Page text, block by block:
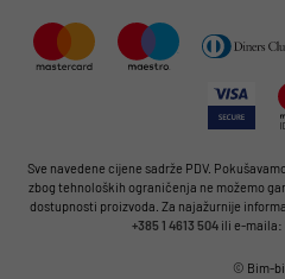
Sve navedene cijene sadrže PDV.
zbog tehnoloških ograničenja ne možemo
dostupnosti proizvoda. Za najažurnije
+385 1 4613 504ili e-maila:
© Bim-